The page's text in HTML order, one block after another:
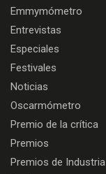
Emmymómetro
Entrevistas
Especiales
Festivales
Noticias
Oscarmómetro
Premio de la crítica
Premios
Premios de Industria